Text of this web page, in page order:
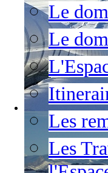
Le
Le
Les
Les